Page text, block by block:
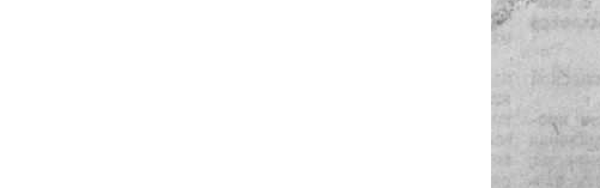
выборщиков.
затративший на
денег, не смог
Сразу же, как
и поздравил его.
«передача власти